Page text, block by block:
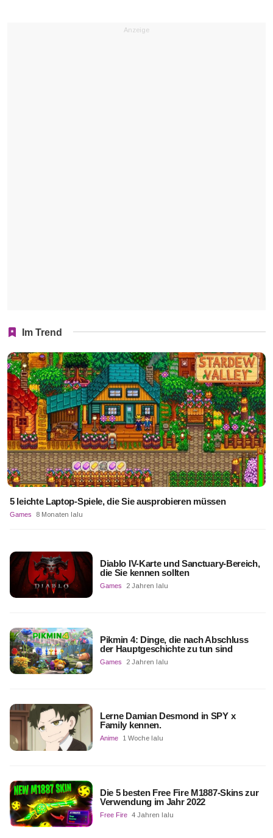
Anzeige
Im Trend
5 leichte Laptop-Spiele, die Sie ausprobieren müssen
Games 8 Monaten lalu
Diablo IV-Karte und Sanctuary-Bereich,
die Sie kennen sollten
Games 2 Jahren lalu
Pikmin 4: Dinge, die nach Abschluss
der Hauptgeschichte zu tun sind
Games 2 Jahren lalu
Lerne Damian Desmond in SPY x
Family kennen.
Anime 1 Woche lalu
Die 5 besten Free Fire M1887-Skins zur
Verwendung im Jahr 2022
Free Fire 4 Jahren lalu